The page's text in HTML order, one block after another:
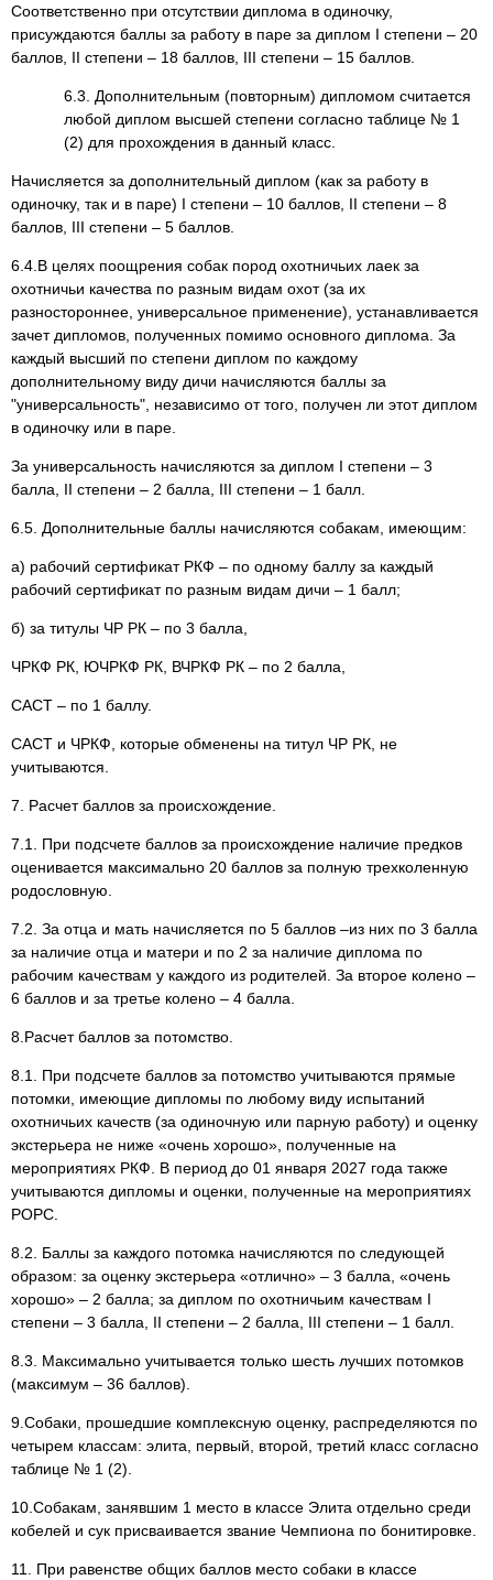
Соответственно при отсутствии диплома в одиночку,
присуждаются баллы за работу в паре за диплом I степени – 20
баллов, II степени – 18 баллов, III степени – 15 баллов.
6.3. Дополнительным (повторным) дипломом считается
любой диплом высшей степени согласно таблице № 1
(2) для прохождения в данный класс.
Начисляется за дополнительный диплом (как за работу в
одиночку, так и в паре) I степени – 10 баллов, II степени – 8
баллов, III степени – 5 баллов.
6.4.В целях поощрения собак пород охотничьих лаек за
охотничьи качества по разным видам охот (за их
разностороннее, универсальное применение), устанавливается
зачет дипломов, полученных помимо основного диплома. За
каждый высший по степени диплом по каждому
дополнительному виду дичи начисляются баллы за
"универсальность", независимо от того, получен ли этот диплом
в одиночку или в паре.
За универсальность начисляются за диплом I степени – 3
балла, II степени – 2 балла, III степени – 1 балл.
6.5. Дополнительные баллы начисляются собакам, имеющим:
а) рабочий сертификат РКФ – по одному баллу за каждый
рабочий сертификат по разным видам дичи – 1 балл;
б) за титулы ЧР РК – по 3 балла,
ЧРКФ РК, ЮЧРКФ РК, ВЧРКФ РК – по 2 балла,
САСТ – по 1 баллу.
САСТ и ЧРКФ, которые обменены на титул ЧР РК, не
учитываются.
7. Расчет баллов за происхождение.
7.1. При подсчете баллов за происхождение наличие предков
оценивается максимально 20 баллов за полную трехколенную
родословную.
7.2. За отца и мать начисляется по 5 баллов –из них по 3 балла
за наличие отца и матери и по 2 за наличие диплома по
рабочим качествам у каждого из родителей. За второе колено –
6 баллов и за третье колено – 4 балла.
8.Расчет баллов за потомство.
8.1. При подсчете баллов за потомство учитываются прямые
потомки, имеющие дипломы по любому виду испытаний
охотничьих качеств (за одиночную или парную работу) и оценку
экстерьера не ниже «очень хорошо», полученные на
мероприятиях РКФ. В период до 01 января 2027 года также
учитываются дипломы и оценки, полученные на мероприятиях
РОРС.
8.2. Баллы за каждого потомка начисляются по следующей
образом: за оценку экстерьера «отлично» – 3 балла, «очень
хорошо» – 2 балла; за диплом по охотничьим качествам I
степени – 3 балла, II степени – 2 балла, III степени – 1 балл.
8.3. Максимально учитывается только шесть лучших потомков
(максимум – 36 баллов).
9.Собаки, прошедшие комплексную оценку, распределяются по
четырем классам: элита, первый, второй, третий класс согласно
таблице № 1 (2).
10.Собакам, занявшим 1 место в классе Элита отдельно среди
кобелей и сук присваивается звание Чемпиона по бонитировке.
11. При равенстве общих баллов место собаки в классе